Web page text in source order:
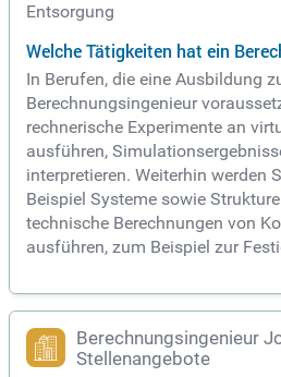
Entsorgung
Welche Tätigkeiten hat ein
In Berufen, die eine Ausbildung
Berechnungsingenieur
rechnerische Experimente an
ausführen,
interpretieren. Weiterhin werden
Beispiel Systeme sowie
technische Berechnungen von
ausführen, zum Beispiel zur
Berechnungsingenieur
Stellenangebote